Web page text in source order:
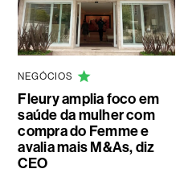
NEGÓCIOS
Fleury amplia foco em
saúde da mulher com
compra do Femme e
avalia mais M&As, diz
CEO